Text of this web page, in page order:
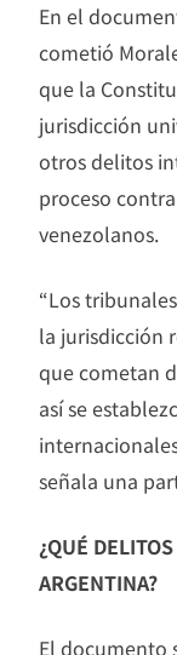
En el
cometió
que la
jurisdicción
otros delitos
proceso
venezolanos.
“Los
la jurisdicción
que cometan
así se
señala una
¿QUÉ
ARGENTINA?
El documento